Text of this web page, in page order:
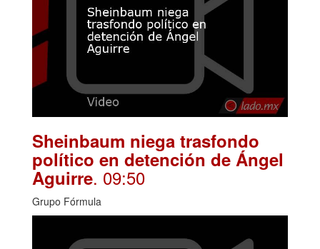
Sheinbaum niega trasfondo
político en detención de Ángel
Aguirre. 09:50
Grupo Fórmula